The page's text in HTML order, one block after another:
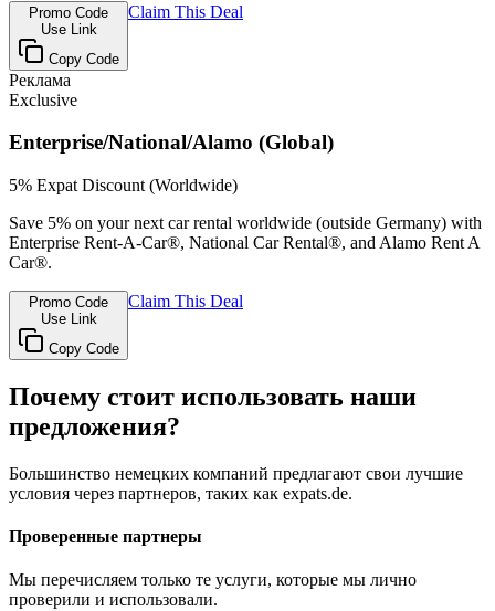
Promo Code
Use Link
Copy Code
Claim This Deal
Реклама
Exclusive
Enterprise/National/Alamo (Global)
5% Expat Discount (Worldwide)
Save 5% on your next car rental worldwide (outside Germany) with
Enterprise Rent-A-Car®, National Car Rental®, and Alamo Rent A
Car®.
Promo Code
Use Link
Copy Code
Claim This Deal
Почему стоит использовать наши
предложения?
Большинство немецких компаний предлагают свои лучшие
условия через партнеров, таких как expats.de.
Проверенные партнеры
Мы перечисляем только те услуги, которые мы лично
проверили и использовали.